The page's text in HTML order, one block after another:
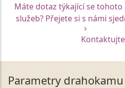
Máte dotaz týkající se
služeb? Přejete si s námi
Parametry drahokamu